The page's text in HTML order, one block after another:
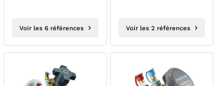
Voir les 6 références Voir les 2 références